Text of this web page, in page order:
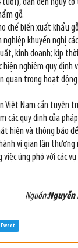
dẫn đến nguy
gỗ.
chế biến xuất khẩu
khuyến nghị
kinh doanh; kịp
nghiêm quy định
quan trong hoạt
Việt Nam cần tuyên
các quy định của
hiện và thông báo
vi gian lận
việc ứng phó với các
Nguồn:Nguyễn
Tweet